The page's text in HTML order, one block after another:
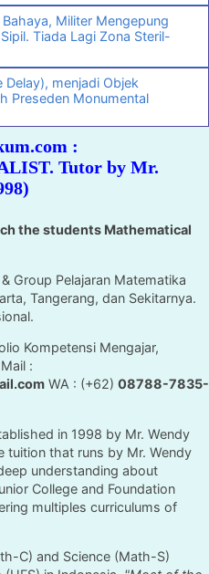
Militer Mengepung
Tiada Lagi Zona Steril-
Delay), menjadi Objek
Preseden Monumental
:
Tutor by Mr.
the students Mathematical
Group Pelajaran Matematika
Tangerang, dan Sekitarnya.
Kompetensi Mengajar,
:
WA : (+62) 08788-7835-
in 1998 by Mr. Wendy
tuition that runs by Mr. Wendy
understanding about
College and Foundation
multiples curriculums of
C) and Science (Math-S)